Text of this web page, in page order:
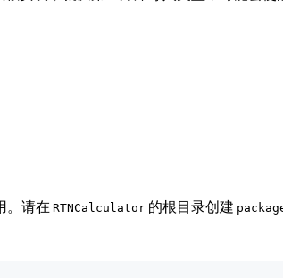
。请在 RTNCalculator 的根目录创建